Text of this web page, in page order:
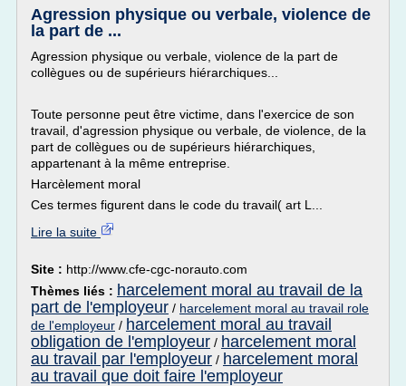
Agression physique ou verbale, violence de
la part de ...
Agression physique ou verbale, violence de la part de
collègues ou de supérieurs hiérarchiques...
Toute personne peut être victime, dans l'exercice de son
travail, d'agression physique ou verbale, de violence, de la
part de collègues ou de supérieurs hiérarchiques,
appartenant à la même entreprise.
Harcèlement moral
Ces termes figurent dans le code du travail( art L...
Lire la suite
Site : http://www.cfe-cgc-norauto.com
Thèmes liés : harcelement moral au travail de la
part de l'employeur / harcelement moral au travail role
de l'employeur / harcelement moral au travail
obligation de l'employeur / harcelement moral
au travail par l'employeur / harcelement moral
au travail que doit faire l'employeur